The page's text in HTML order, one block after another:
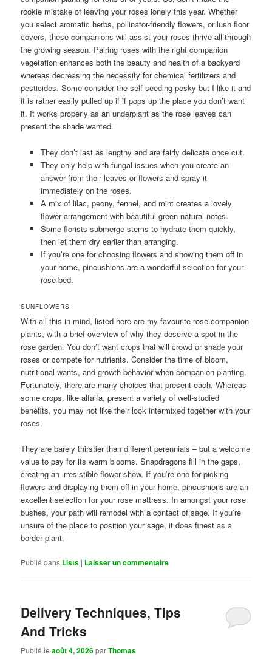
rookie mistake of leaving your roses lonely this year. Whether
you select aromatic herbs, pollinator-friendly flowers, or lush floor
covers, these companions will assist your roses thrive all through
the growing season. Pairing roses with the right companion
vegetation enhances both the beauty and health of a backyard
whereas decreasing the necessity for chemical fertilizers and
pesticides. Some consider the self seeding pesky but I like it and
it is rather easily pulled up if if pops up the place you don’t want
it. It works properly as an underplant as the rose leaves can
present the shade wanted.
They don’t last as lengthy and are fairly delicate once cut.
They only help with fungal issues when you create an
answer from their leaves or flowers and spray it
immediately on the roses.
A mix of lilac, peony, fennel, and mint creates a lovely
flower arrangement with beautiful green natural notes.
Some florists submerge stems to hydrate them quickly,
then let them dry earlier than arranging.
If you’re one for choosing flowers and showing them off in
your home, pincushions are a wonderful selection for your
rose bed.
SUNFLOWERS
With all this in mind, listed here are my favourite rose companion
plants, with a brief overview of why they deserve a spot in the
rose garden. You don’t want crops that will crowd or shade your
roses or compete for nutrients. Consider the time of bloom,
nutritional wants, and growth behavior when companion planting.
Fortunately, there are many choices that present each. Whereas
some crops, like alfalfa, present a variety of well-studied
benefits, you may not like their look intermixed together with your
roses.
They are barely thirstier than different perennials – but a welcome
value to pay for its warm blooms. Snapdragons fill in the gaps,
creating an irresistible flower show. If you’re one for picking
flowers and displaying them off in your home, pincushions are an
excellent selection for your rose mattress. In amongst your rose
bushes, your path will remodel with a contact of sage. If you’re
unsure of the place to position your sage, it does finest as a
border plant.
Publié dans Lists | Laisser un commentaire
Delivery Techniques, Tips
And Tricks
Publié leaoût 4, 2026parThomas